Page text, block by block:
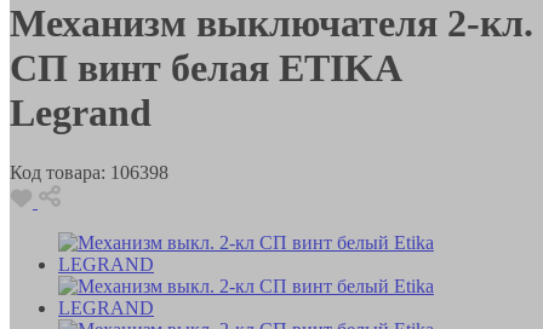
Механизм выключателя 2-кл.
СП винт белая ETIKA
Legrand
Код товара: 106398